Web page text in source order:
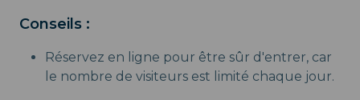
Conseils :
Réservez en ligne pour être sûr d'entrer, car
le nombre de visiteurs est limité chaque jour.